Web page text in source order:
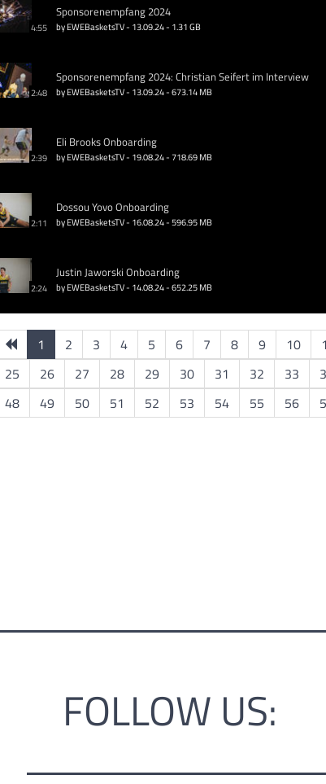
4:55
Sponsorenempfang 2024
by EWEBasketsTV - 13.09.24 - 1.31 GB
2:48
Sponsorenempfang 2024: Christian Seifert im Interview
by EWEBasketsTV - 13.09.24 - 673.14 MB
2:39
Eli Brooks Onboarding
by EWEBasketsTV - 19.08.24 - 718.69 MB
2:11
Dossou Yovo Onboarding
by EWEBasketsTV - 16.08.24 - 596.95 MB
2:24
Justin Jaworski Onboarding
by EWEBasketsTV - 14.08.24 - 652.25 MB
1 2 3 4 5 6 7 8 9 10
25 26 27 28 29 30 31 32 33
48 49 50 51 52 53 54 55 56
FOLLOW US: